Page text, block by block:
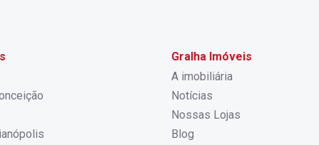
Gralha Imóveis
A imobiliária
Notícias
Nossas Lojas
Blog